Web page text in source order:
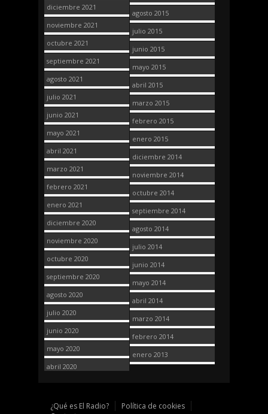
diciembre 2021
noviembre 2021
octubre 2021
septiembre 2021
agosto 2021
julio 2021
junio 2021
mayo 2021
abril 2021
marzo 2021
febrero 2021
enero 2021
diciembre 2020
noviembre 2020
octubre 2020
septiembre 2020
agosto 2020
julio 2020
junio 2020
mayo 2020
abril 2020
agosto 2015
julio 2015
junio 2015
mayo 2015
abril 2015
marzo 2015
febrero 2015
enero 2015
diciembre 2014
noviembre 2014
octubre 2014
septiembre 2014
agosto 2014
julio 2014
junio 2014
mayo 2014
abril 2014
marzo 2014
febrero 2014
enero 2013
¿Qué es El Radio?
Política de cookies